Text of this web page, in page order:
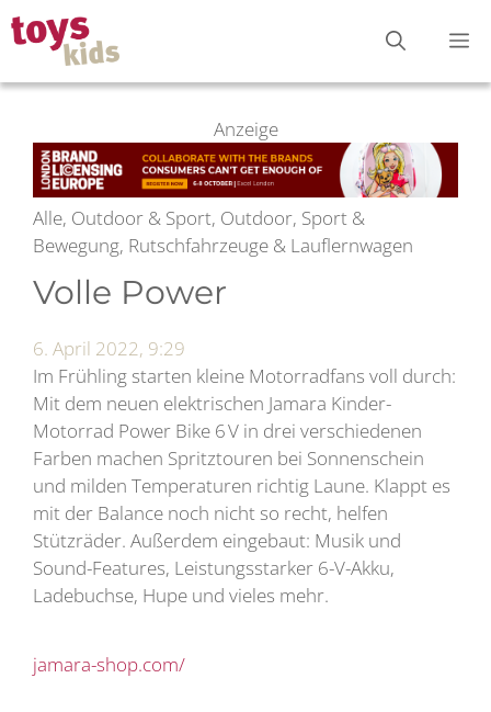
Zum
Inhalt
springen
Anzeige
Alle, Outdoor & Sport, Outdoor, Sport &
Bewegung, Rutschfahrzeuge & Lauflernwagen
Volle Power
6. April 2022, 9:29
Im Frühling starten kleine Motorradfans voll durch:
Mit dem neuen elektrischen Jamara Kinder-
Motorrad Power Bike 6 V in drei verschiedenen
Farben machen Spritztouren bei Sonnenschein
und milden Temperaturen richtig Laune. Klappt es
mit der Balance noch nicht so recht, helfen
Stützräder. Außerdem eingebaut: Musik und
Sound-Features, Leistungsstarker 6-V-Akku,
Ladebuchse, Hupe und vieles mehr.
jamara-shop.com/